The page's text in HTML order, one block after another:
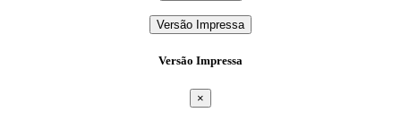
Versão Impressa
Versão Impressa
×